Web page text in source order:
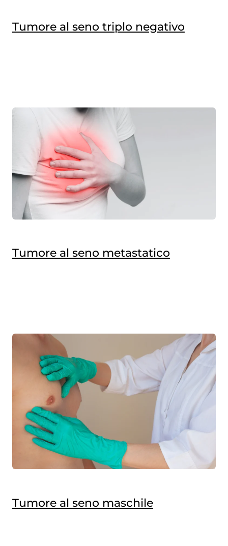
Tumore al seno triplo negativo
Tumore al seno metastatico
Tumore al seno maschile